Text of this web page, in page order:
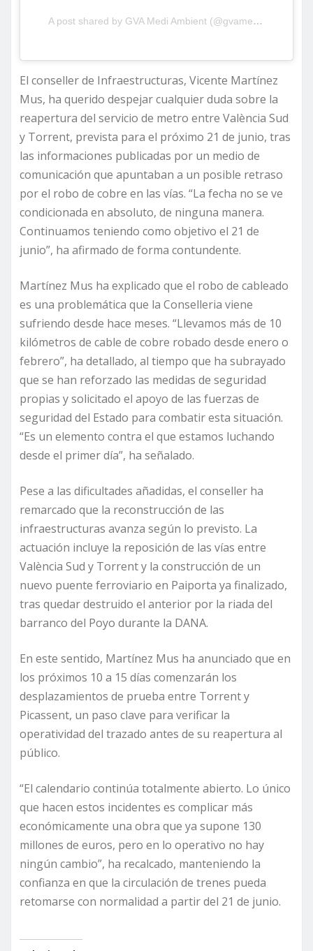
A post shared by GVA Medi Ambient (@gvamediambient)
El conseller de Infraestructuras, Vicente Martínez
Mus, ha querido despejar cualquier duda sobre la
reapertura del servicio de metro entre València Sud
y Torrent, prevista para el próximo 21 de junio, tras
las informaciones publicadas por un medio de
comunicación que apuntaban a un posible retraso
por el robo de cobre en las vías. “La fecha no se ve
condicionada en absoluto, de ninguna manera.
Continuamos teniendo como objetivo el 21 de
junio”, ha afirmado de forma contundente.
Martínez Mus ha explicado que el robo de cableado
es una problemática que la Conselleria viene
sufriendo desde hace meses. “Llevamos más de 10
kilómetros de cable de cobre robado desde enero o
febrero”, ha detallado, al tiempo que ha subrayado
que se han reforzado las medidas de seguridad
propias y solicitado el apoyo de las fuerzas de
seguridad del Estado para combatir esta situación.
“Es un elemento contra el que estamos luchando
desde el primer día”, ha señalado.
Pese a las dificultades añadidas, el conseller ha
remarcado que la reconstrucción de las
infraestructuras avanza según lo previsto. La
actuación incluye la reposición de las vías entre
València Sud y Torrent y la construcción de un
nuevo puente ferroviario en Paiporta ya finalizado,
tras quedar destruido el anterior por la riada del
barranco del Poyo durante la DANA.
En este sentido, Martínez Mus ha anunciado que en
los próximos 10 a 15 días comenzarán los
desplazamientos de prueba entre Torrent y
Picassent, un paso clave para verificar la
operatividad del trazado antes de su reapertura al
público.
“El calendario continúa totalmente abierto. Lo único
que hacen estos incidentes es complicar más
económicamente una obra que ya supone 130
millones de euros, pero en lo operativo no hay
ningún cambio”, ha recalcado, manteniendo la
confianza en que la circulación de trenes pueda
retomarse con normalidad a partir del 21 de junio.